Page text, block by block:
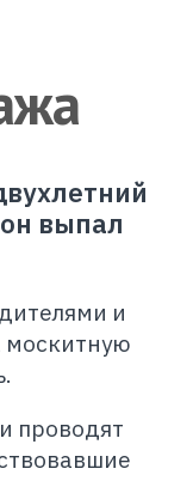
выпал
и
москитную
проводят